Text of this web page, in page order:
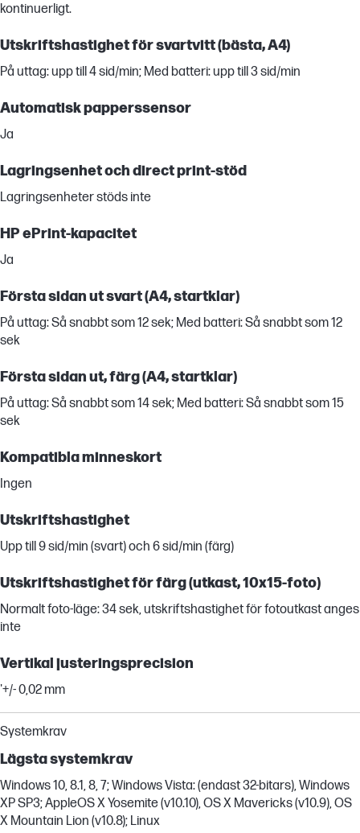
kontinuerligt.
Utskriftshastighet för svartvitt (bästa, A4)
På uttag: upp till 4 sid/min; Med batteri: upp till 3 sid/min
Automatisk papperssensor
Ja
Lagringsenhet och direct print-stöd
Lagringsenheter stöds inte
HP ePrint-kapacitet
Ja
Första sidan ut svart (A4, startklar)
På uttag: Så snabbt som 12 sek; Med batteri: Så snabbt som 12
sek
Första sidan ut, färg (A4, startklar)
På uttag: Så snabbt som 14 sek; Med batteri: Så snabbt som 15
sek
Kompatibla minneskort
Ingen
Utskriftshastighet
Upp till 9 sid/min (svart) och 6 sid/min (färg)
Utskriftshastighet för färg (utkast, 10x15-foto)
Normalt foto-läge: 34 sek, utskriftshastighet för fotoutkast anges
inte
Vertikal justeringsprecision
'+/- 0,02 mm
Systemkrav
Lägsta systemkrav
Windows 10, 8.1, 8, 7; Windows Vista: (endast 32-bitars), Windows
XP SP3; AppleOS X Yosemite (v10.10), OS X Mavericks (v10.9), OS
X Mountain Lion (v10.8); Linux